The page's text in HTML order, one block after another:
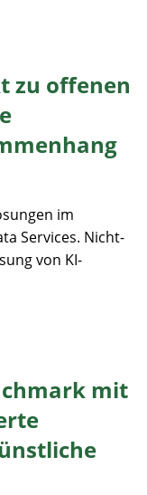
zu offenen
im
Services. Nicht-
von KI-
mit